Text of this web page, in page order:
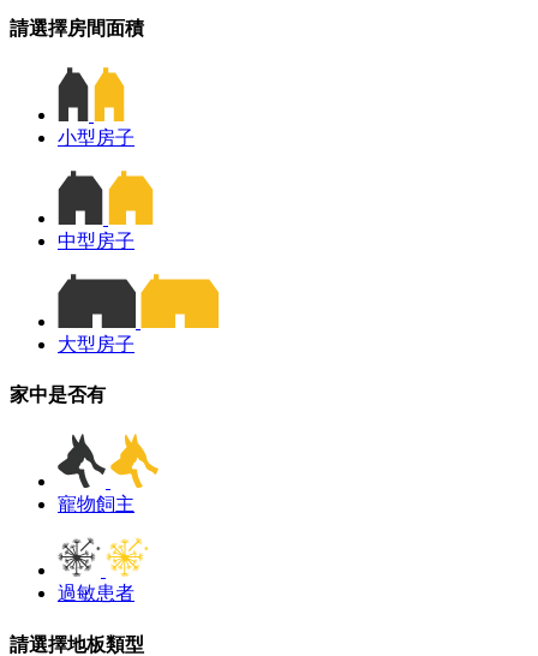
請選擇房間面積
小型房子
中型房子
大型房子
家中是否有
寵物飼主
過敏患者
請選擇地板類型